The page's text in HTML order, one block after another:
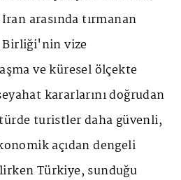
arasında tırmanan
Birliği'nin vize
ve küresel ölçekte
kararlarını doğrudan
turistler daha güvenli,
açıdan dengeli
Türkiye, sunduğu